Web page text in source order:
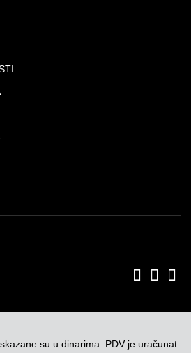
su u dinarima. PDV je uračunat